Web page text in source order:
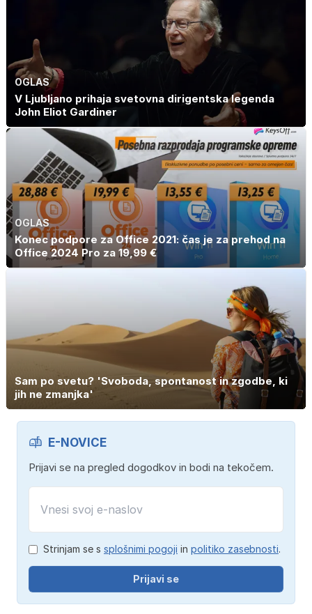
OGLAS
V Ljubljano prihaja svetovna dirigentska legenda
John Eliot Gardiner
OGLAS
Konec podpore za Office 2021: čas je za prehod na
Office 2024 Pro za 19,99 €
Sam po svetu? 'Svoboda, spontanost in zgodbe, ki
jih ne zmanjka'
E-NOVICE
Prijavi se na pregled dogodkov in bodi na tekočem.
Strinjam se s splošnimi pogoji in politiko zasebnosti.
Prijavi se